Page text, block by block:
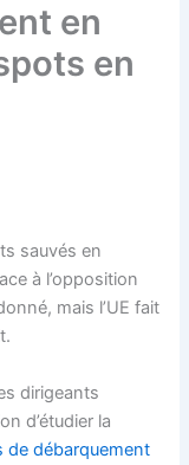
en
en
sauvés en
à l’opposition
mais l’UE fait
dirigeants
d’étudier la
de débarquement